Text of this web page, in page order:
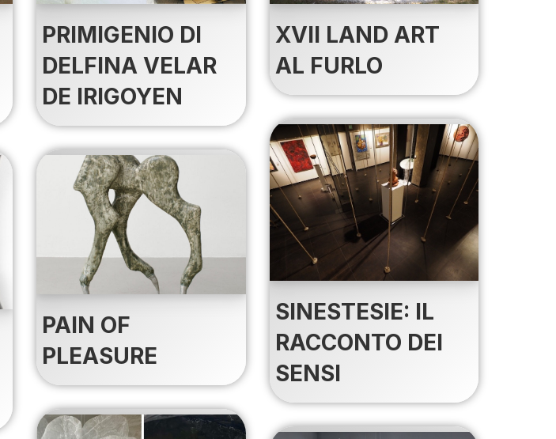
PRIMIGENIO DI
DELFINA VELAR
DE IRIGOYEN
XVII LAND ART
AL FURLO
SINESTESIE: IL
RACCONTO DEI
SENSI
PAIN OF
PLEASURE